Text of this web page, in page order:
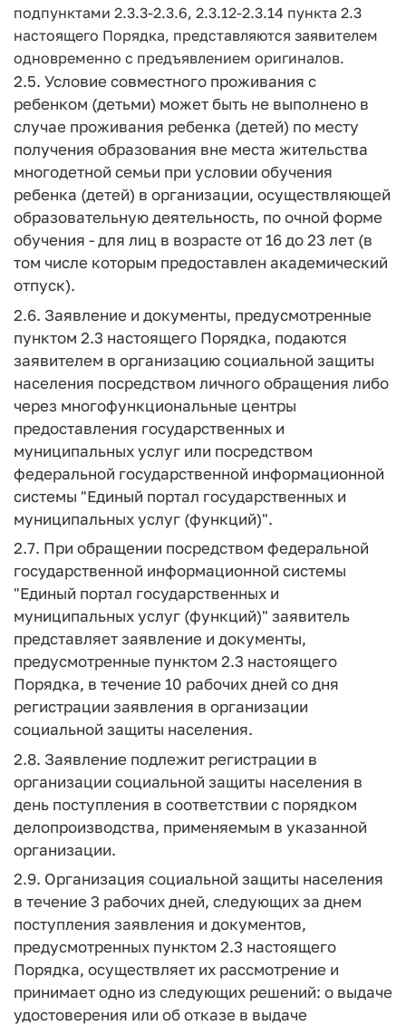
подпунктами 2.3.3-2.3.6, 2.3.12-2.3.14 пункта 2.3
настоящего Порядка, представляются заявителем
одновременно с предъявлением оригиналов.
2.5. Условие совместного проживания с
ребенком (детьми) может быть не выполнено в
случае проживания ребенка (детей) по месту
получения образования вне места жительства
многодетной семьи при условии обучения
ребенка (детей) в организации, осуществляющей
образовательную деятельность, по очной форме
обучения - для лиц в возрасте от 16 до 23 лет (в
том числе которым предоставлен академический
отпуск).
2.6. Заявление и документы, предусмотренные
пунктом 2.3 настоящего Порядка, подаются
заявителем в организацию социальной защиты
населения посредством личного обращения либо
через многофункциональные центры
предоставления государственных и
муниципальных услуг или посредством
федеральной государственной информационной
системы "Единый портал государственных и
муниципальных услуг (функций)".
2.7. При обращении посредством федеральной
государственной информационной системы
"Единый портал государственных и
муниципальных услуг (функций)" заявитель
представляет заявление и документы,
предусмотренные пунктом 2.3 настоящего
Порядка, в течение 10 рабочих дней со дня
регистрации заявления в организации
социальной защиты населения.
2.8. Заявление подлежит регистрации в
организации социальной защиты населения в
день поступления в соответствии с порядком
делопроизводства, применяемым в указанной
организации.
2.9. Организация социальной защиты населения
в течение 3 рабочих дней, следующих за днем
поступления заявления и документов,
предусмотренных пунктом 2.3 настоящего
Порядка, осуществляет их рассмотрение и
принимает одно из следующих решений: о выдаче
удостоверения или об отказе в выдаче